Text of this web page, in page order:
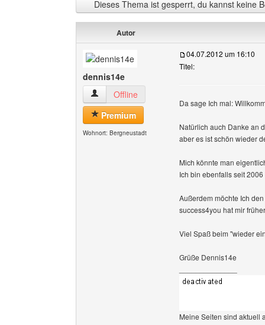
Dieses Thema ist gesperrt, du kannst keine
Autor
dennis14e
dennis14e Benutzer-Profile anzeigen
Offline
Premium
Wohnort: Bergneustadt
04.07.2012 um 16:10
Titel:
Da sage Ich mal:
Natürlich auch Danke an
aber es ist schön wieder
Mich könnte man
Ich bin ebenfalls seit
Außerdem möchte Ich
success4you hat mir
Viel Spaß beim "wieder
Grüße Dennis14e
Meine Seiten sind aktuell